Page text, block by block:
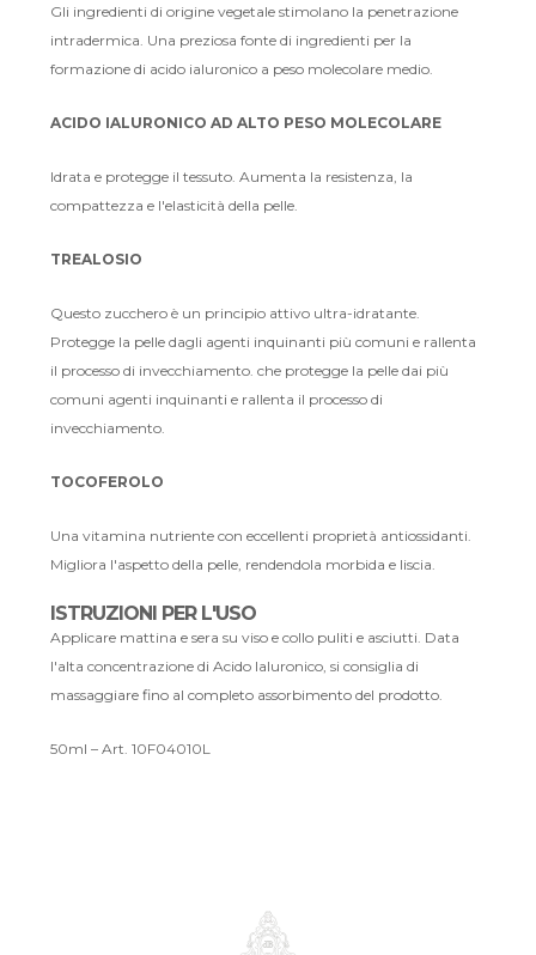
Gli ingredienti di origine vegetale stimolano la penetrazione
intradermica. Una preziosa fonte di ingredienti per la
formazione di acido ialuronico a peso molecolare medio.
ACIDO IALURONICO AD ALTO PESO MOLECOLARE
Idrata e protegge il tessuto. Aumenta la resistenza, la
compattezza e l'elasticità della pelle.
TREALOSIO
Questo zucchero è un principio attivo ultra-idratante.
Protegge la pelle dagli agenti inquinanti più comuni e rallenta
il processo di invecchiamento. che protegge la pelle dai più
comuni agenti inquinanti e rallenta il processo di
invecchiamento.
TOCOFEROLO
Una vitamina nutriente con eccellenti proprietà antiossidanti.
Migliora l'aspetto della pelle, rendendola morbida e liscia.
ISTRUZIONI PER L'USO
Applicare mattina e sera su viso e collo puliti e asciutti. Data
l'alta concentrazione di Acido Ialuronico, si consiglia di
massaggiare fino al completo assorbimento del prodotto.
50ml – Art. 10F04010L